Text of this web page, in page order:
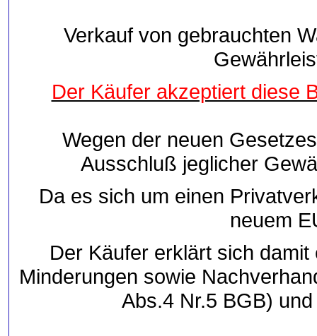
Verkauf von gebrauchten
Der Käufer akzeptiert diese
Wegen der neuen
Ausschluß jeglicher
Da es sich um einen
neuem
Der Käufer erklärt sich
Minderungen sowie
Abs.4 Nr.5 BGB)